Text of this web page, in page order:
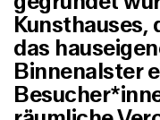
Kunsthauses,
das
Binnenalster